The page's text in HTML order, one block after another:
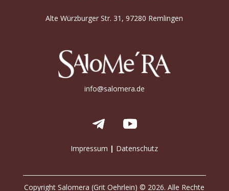
Alte Würzburger Str. 31, 97280 Remlingen
info@salomera.de
Impressum | Datenschutz
Copyright Salomera (Grit Oehrlein) © 2026. Alle Rechte